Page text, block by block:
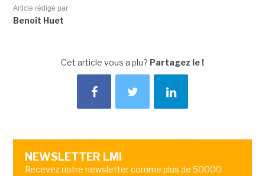
Article rédigé par
Benoît Huet
Cet article vous a plu? Partagez le !
NEWSLETTER LMI
Recevez notre newsletter comme plus de 50000